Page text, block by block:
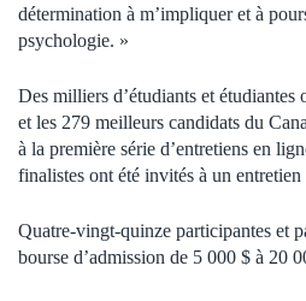
détermination à m’impliquer et à
psychologie. »
Des milliers d’étudiants et étudiantes
et les 279 meilleurs candidats du
à la première série d’entretiens en
finalistes ont été invités à un
Quatre-vingt-quinze participantes et
bourse d’admission de 5 000 $ à 20